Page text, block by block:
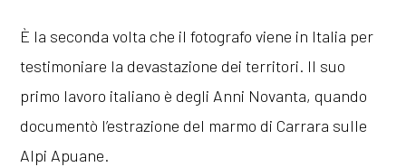
È la seconda volta che il fotografo viene in Italia per
testimoniare la devastazione dei territori. Il suo
primo lavoro italiano è degli Anni Novanta, quando
documentò l’estrazione del marmo di Carrara sulle
Alpi Apuane.